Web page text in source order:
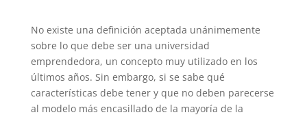
No existe una definición aceptada unánimemente
sobre lo que debe ser una universidad
emprendedora, un concepto muy utilizado en los
últimos años. Sin embargo, si se sabe qué
características debe tener y que no deben parecerse
al modelo más encasillado de la mayoría de la